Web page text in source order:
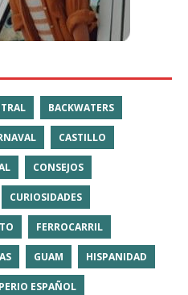
BACKWATERS
CASTILLO
CONSEJOS
CURIOSIDADES
FERROCARRIL
GUAM HISPANIDAD
ESPAÑOL